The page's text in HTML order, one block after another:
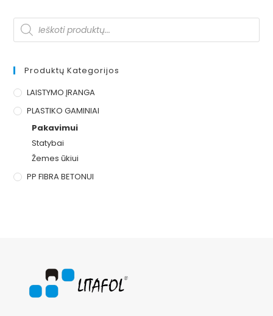
Produktų Kategorijos
LAISTYMO ĮRANGA
PLASTIKO GAMINIAI
Pakavimui
Statybai
Žemes ūkiui
PP FIBRA BETONUI